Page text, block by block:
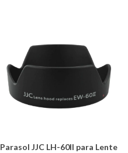
Parasol JJC LH-60II para Lente